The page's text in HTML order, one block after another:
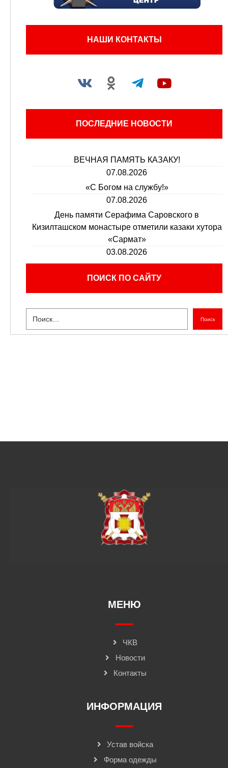
НАШИ КОНТАКТЫ
ПОСЛЕДНИЕ НОВОСТИ
ВЕЧНАЯ ПАМЯТЬ КАЗАКУ!
07.08.2026
«С Богом на службу!»
07.08.2026
День памяти Серафима Саровского в
Кизилташском монастыре отметили казаки хутора
«Сармат»
03.08.2026
ПОИСК ПО САЙТУ
Поиск
МЕНЮ
ЧКВ
Новости
Контакты
ИНФОРМАЦИЯ
Устав войска
Форма одежды